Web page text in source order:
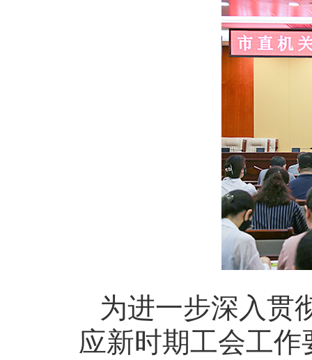
为进一步深入贯
应新时期工会工